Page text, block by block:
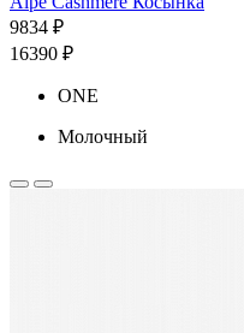
9834 ₽
16390 ₽
ONE
Молочный